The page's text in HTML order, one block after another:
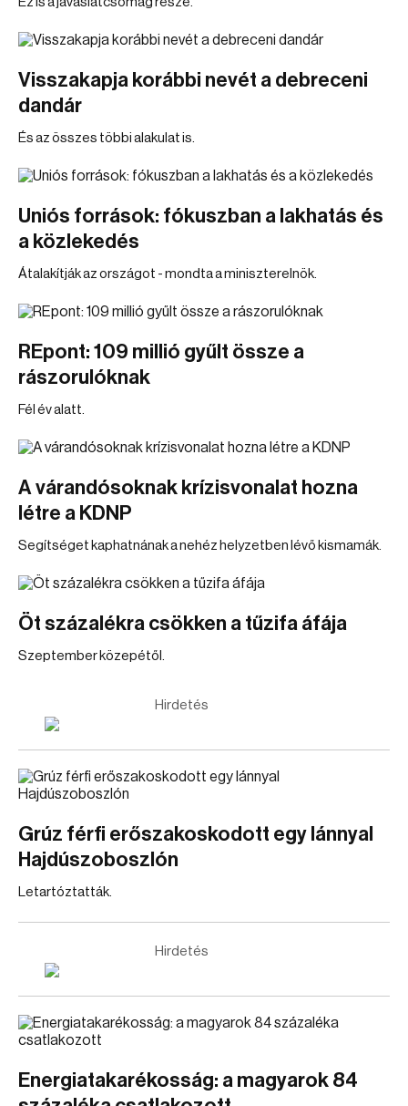
Visszakapja korábbi nevét a debreceni
dandár
És az összes többi alakulat is.
Uniós források: fókuszban a lakhatás és
a közlekedés
Átalakítják az országot - mondta a miniszterelnök.
REpont: 109 millió gyűlt össze a
rászorulóknak
Fél év alatt.
A várandósoknak krízisvonalat hozna
létre a KDNP
Segítséget kaphatnának a nehéz helyzetben lévő kismamák.
Öt százalékra csökken a tűzifa áfája
Szeptember közepétől.
Hirdetés
Grúz férfi erőszakoskodott egy lánnyal
Hajdúszoboszlón
Letartóztatták.
Hirdetés
Energiatakarékosság: a magyarok 84